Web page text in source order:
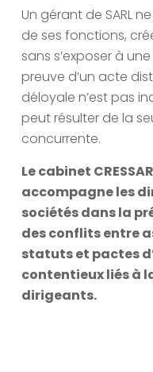
Un gérant de SARL
de ses fonctions,
sans s’exposer à
preuve d’un acte
déloyale n’est pas
peut résulter de la
concurrente.
Le cabinet
accompagne les
sociétés dans la
des conflits entre
statuts et pactes
contentieux liés à
dirigeants.